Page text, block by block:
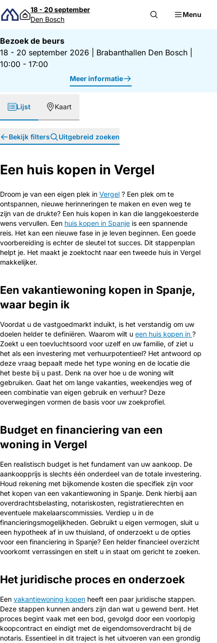
Direct naar inhoud
18 - 20 september
Den Bosch
Menu
Bezoek de beurs
18 - 20 september 2026
Brabanthallen Den Bosch
10:00 - 17:00
Meer informatie
Lijst Kaart
Bekijk filters Uitgebreid zoeken
Een huis kopen in Vergel
Droom je van een eigen plek in Vergel ? Een plek om te
ontspannen, nieuwe herinneringen te maken en even weg te
zijn van de drukte? Een huis kopen in kan die langgekoesterde
wens vervullen. Een huis kopen in Spanje is een spannende
reis. Het kan een nieuwe fase in je leven beginnen. Een goede
voorbereiding is echter de sleutel tot succes. Dit stappenplan
helpt je. Het maakt je zoektocht naar een tweede huis in Vergel
makkelijker.
Een vakantiewoning kopen in Spanje,
waar begin ik
Voordat u de vastgoedmarkt induikt, is het verstandig om uw
doelen helder te definiëren. Waarom wilt u een huis kopen in ?
Zoekt u een toevluchtsoord voor uzelf en uw familie, of ziet u
het als een investering met verhuurpotentieel? Het antwoord op
deze vraag bepaalt mede het type woning en de locatie die
het beste bij u past. Denk na over hoe u de woning wilt
gebruiken. Gaat het om lange vakanties, weekendjes weg of
een combinatie van eigen gebruik en verhuur? Deze
overwegingen vormen de basis voor uw zoekprofiel.
Budget en financiering van een
woning in Vergel
Een realistisch budget is het fundament van uw aankoop. De
aankoopprijs is slechts één onderdeel van de totale investering.
Houd rekening met bijkomende kosten die specifiek zijn voor
het kopen van een vakantiewoning in Spanje. Denk hierbij aan
overdrachtsbelasting, notariskosten, registratierechten en
eventuele makelaarscommissies. Verdiep u in de
financieringsmogelijkheden. Gebruikt u eigen vermogen, sluit u
een hypotheek af in uw thuisland, of onderzoekt u de opties
voor een financiering in Spanje? Een helder financieel overzicht
voorkomt verrassingen en stelt u in staat om gericht te zoeken.
Het juridische proces en onderzoek
Een vakantiewoning kopen heeft een paar juridische stappen.
Deze stappen kunnen anders zijn dan wat u gewend bent. Het
proces begint vaak met een bod, gevolgd door een voorlopig
koopcontract en eindigt met de eigendomsoverdracht bij de
notaris. Essentieel in dit traject is het uitvoeren van een grondig